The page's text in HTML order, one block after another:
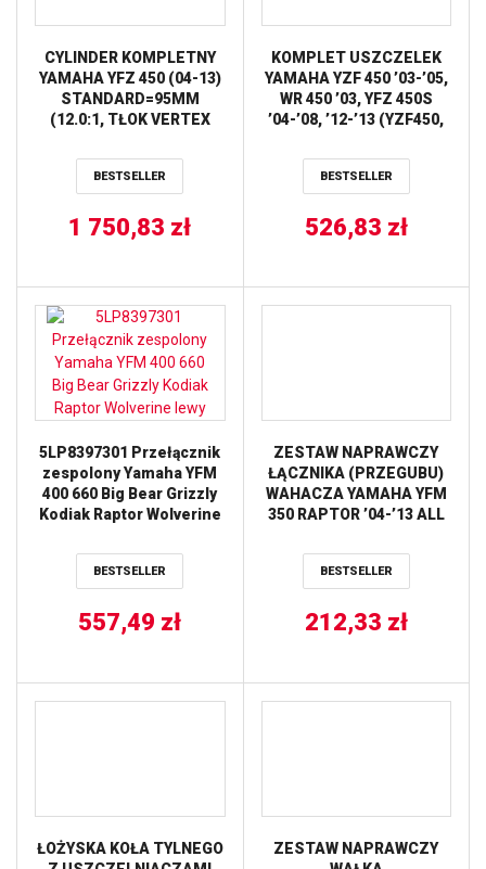
CYLINDER KOMPLETNY
YAMAHA YFZ 450 (04-13)
STANDARD=95MM
(12.0:1, TŁOK VERTEX
BESTSELLER
1 750,83 zł
KOMPLET USZCZELEK
YAMAHA YZF 450 ’03-’05,
WR 450 ’03, YFZ 450S
’04-’08, ’12-’13 (YZF450,
BESTSELLER
526,83 zł
5LP8397301 Przełącznik
zespolony Yamaha YFM
400 660 Big Bear Grizzly
Kodiak Raptor Wolverine
BESTSELLER
557,49 zł
ZESTAW NAPRAWCZY
ŁĄCZNIKA (PRZEGUBU)
WAHACZA YAMAHA YFM
350 RAPTOR ’04-’13 ALL
BESTSELLER
212,33 zł
ŁOŻYSKA KOŁA TYLNEGO
ZESTAW NAPRAWCZY